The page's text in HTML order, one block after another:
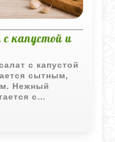
капустой и
с капустой
сытным,
Нежный
с